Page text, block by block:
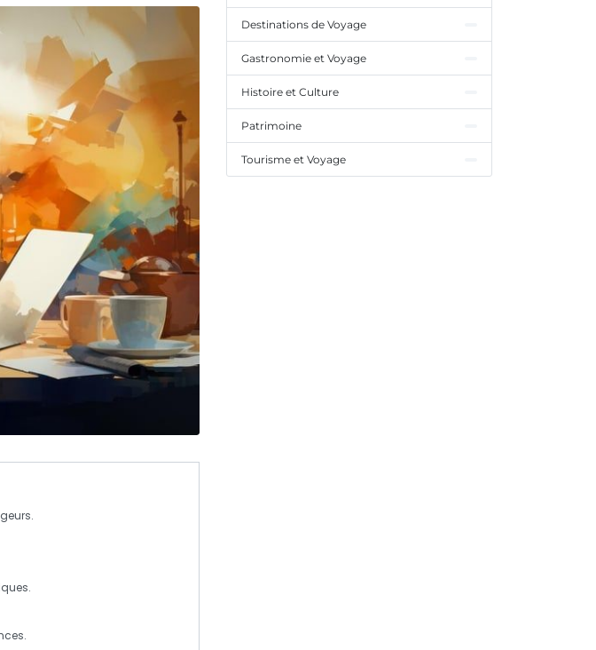
Destinations de Voyage
Gastronomie et Voyage
Histoire et Culture
Patrimoine
Tourisme et Voyage